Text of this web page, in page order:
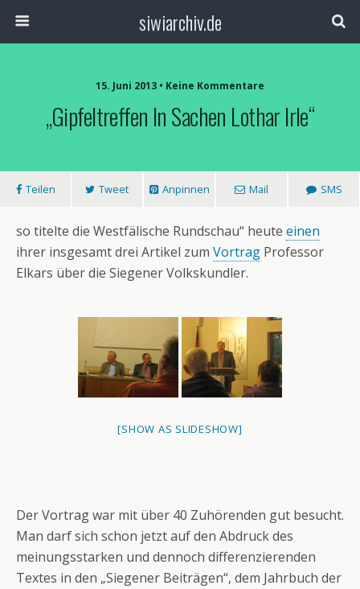
siwiarchiv.de
15. Juni 2013 • Keine Kommentare
„Gipfeltreffen In Sachen Lothar Irle“
Teilen Tweet Anpinnen Mail SMS
so titelte die Westfälische Rundschau“ heute einen
ihrer insgesamt drei Artikel zum Vortrag Professor
Elkars über die Siegener Volkskundler.
[SHOW AS SLIDESHOW]
Der Vortrag war mit über 40 Zuhörenden gut besucht.
Man darf sich schon jetzt auf den Abdruck des
meinungsstarken und dennoch differenzierenden
Textes in den „Siegener Beiträgen“, dem Jahrbuch der